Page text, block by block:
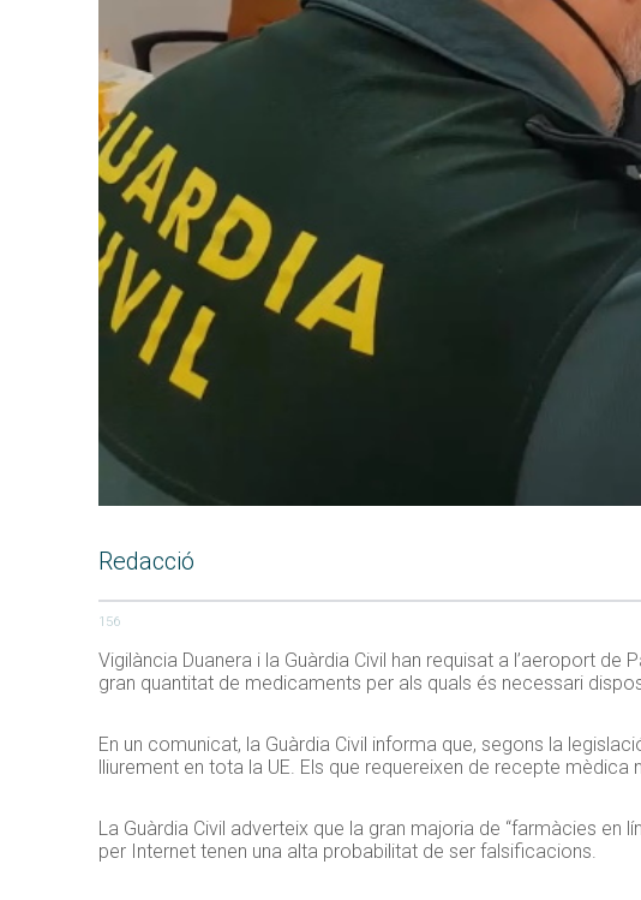
Redacció
156
Vigilància Duanera i la Guàrdia Civil han requisat a l’aeroport
gran quantitat de medicaments per als quals és necessari
En un comunicat, la Guàrdia Civil informa que, segons la
lliurement en tota la UE. Els que requereixen de recepte
La Guàrdia Civil adverteix que la gran majoria de “farmàcies en
per Internet tenen una alta probabilitat de ser falsificacions.